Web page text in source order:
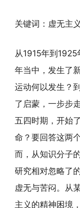
关键词：虚无主
从1915年到
年当中，发生了
运动何以发生？
了启蒙，一步步
五四时期，开始
命？要回答这两
而，从知识分子
研究相对忽略了
虚无与苦闷。从
主义的精神困境